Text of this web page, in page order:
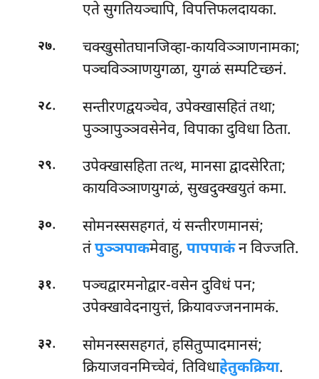
एते सुगतियञ्चापि, विपत्तिफलदायका.
२७.
चक्खुसोतघानजिव्हा-कायविञ्ञाणनामका;
पञ्चविञ्ञाणयुगळा, युगळं सम्पटिच्छनं.
२८.
सन्तीरणद्वयञ्चेव, उपेक्खासहितं तथा;
पुञ्ञापुञ्ञवसेनेव, विपाका दुविधा ठिता.
२९.
उपेक्खासहिता तत्थ, मानसा द्वादसेरिता;
कायविञ्ञाणयुगळं, सुखदुक्खयुतं कमा.
३०.
सोमनस्ससहगतं, यं सन्तीरणमानसं;
तंपुञ्ञपाकमेवाहु, पापपाकंन विज्जति.
३१.
पञ्चद्वारमनोद्वार-वसेन दुविधं पन;
उपेक्खावेदनायुत्तं, क्रियावज्जननामकं.
३२.
सोमनस्ससहगतं, हसितुप्पादमानसं;
क्रियाजवनमिच्चेवं, तिविधाहेतुकक्रिया.